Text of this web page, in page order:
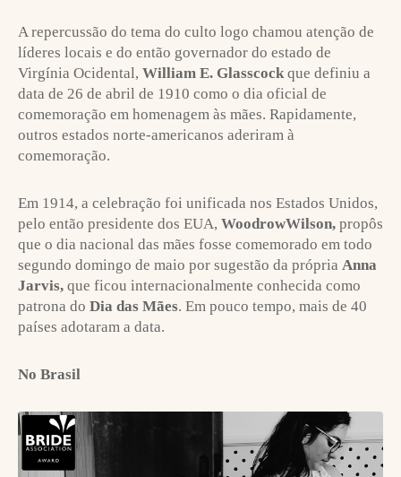
A repercussão do tema do culto logo chamou atenção de
líderes locais e do então governador do estado de
Virgínia Ocidental, William E. Glasscock que definiu a
data de 26 de abril de 1910 como o dia oficial de
comemoração em homenagem às mães. Rapidamente,
outros estados norte-americanos aderiram à
comemoração.
Em 1914, a celebração foi unificada nos Estados Unidos,
pelo então presidente dos EUA, WoodrowWilson, propôs
que o dia nacional das mães fosse comemorado em todo
segundo domingo de maio por sugestão da própria Anna
Jarvis, que ficou internacionalmente conhecida como
patrona do Dia das Mães. Em pouco tempo, mais de 40
países adotaram a data.
No Brasil